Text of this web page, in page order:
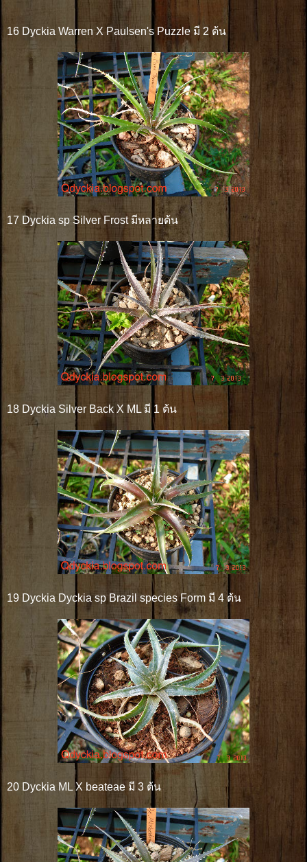
16 Dyckia Warren X Paulsen's Puzzle มี 2 ต้น
17 Dyckia sp Silver Frost มีหลายต้น
18 Dyckia Silver Back X ML มี 1 ต้น
19 Dyckia Dyckia sp Brazil species Form มี 4 ต้น
20 Dyckia ML X beateae มี 3 ต้น